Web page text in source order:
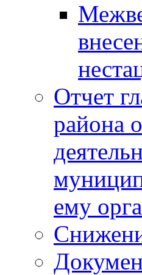
Отчет
района
ему